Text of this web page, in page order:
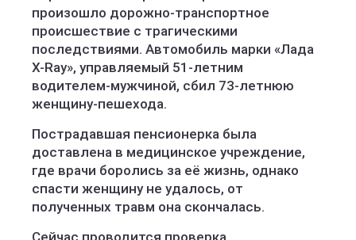
произошло дорожно-транспортное
происшествие с трагическими
последствиями. Автомобиль марки «Лада
X-Ray», управляемый 51-летним
водителем-мужчиной, сбил 73-летнюю
женщину-пешехода.
Пострадавшая пенсионерка была
доставлена в медицинское учреждение,
где врачи боролись за её жизнь, однако
спасти женщину не удалось, от
полученных травм она скончалась.
Сейчас проводится проверка